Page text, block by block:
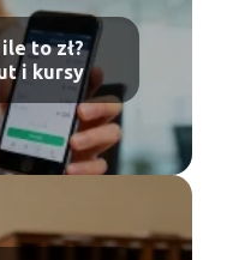
to zł?
i kursy